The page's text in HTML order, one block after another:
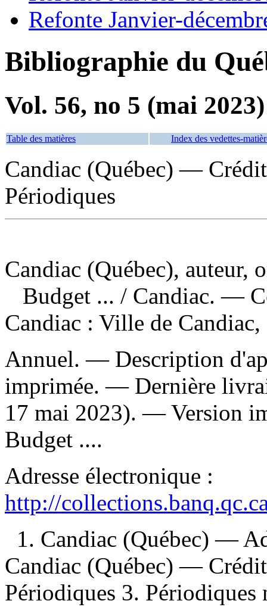
Refonte Janvier-
Bibliographie du
Vol. 56, no 5 (mai 2023)
Table des matières Index des vedettes-
Candiac (Québec) —
Périodiques
Candiac (Québec), auteur,
Budget ... / Candiac. —
Candiac : Ville de
Annuel. — Description
imprimée. — Dernière
17 mai 2023). —Version
Budget ....
Adresse électronique :
http://
1. Candiac (Québec) —
Candiac (Québec) —
Périodiques 3.